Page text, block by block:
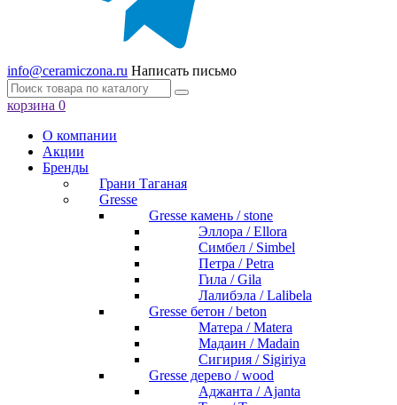
info@ceramiczona.ru Написать письмо
корзина 0
О компании
Акции
Бренды
Грани Таганая
Gresse
Gresse камень / stone
Эллора / Ellora
Симбел / Simbel
Петра / Petra
Гила / Gila
Лалибэла / Lalibela
Gresse бетон / beton
Матера / Matera
Мадаин / Madain
Сигирия / Sigiriya
Gresse дерево / wood
Аджанта / Ajanta